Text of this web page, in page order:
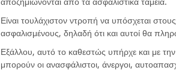
Είναι τουλάχιστον ντροπή να υπόσχεται
ασφαλισμένους, δηλαδή ότι και αυτοί θα
Εξάλλου, αυτό το καθεστώς υπήρχε και με
μπορούν οι ανασφάλιστοι, άνεργοι,